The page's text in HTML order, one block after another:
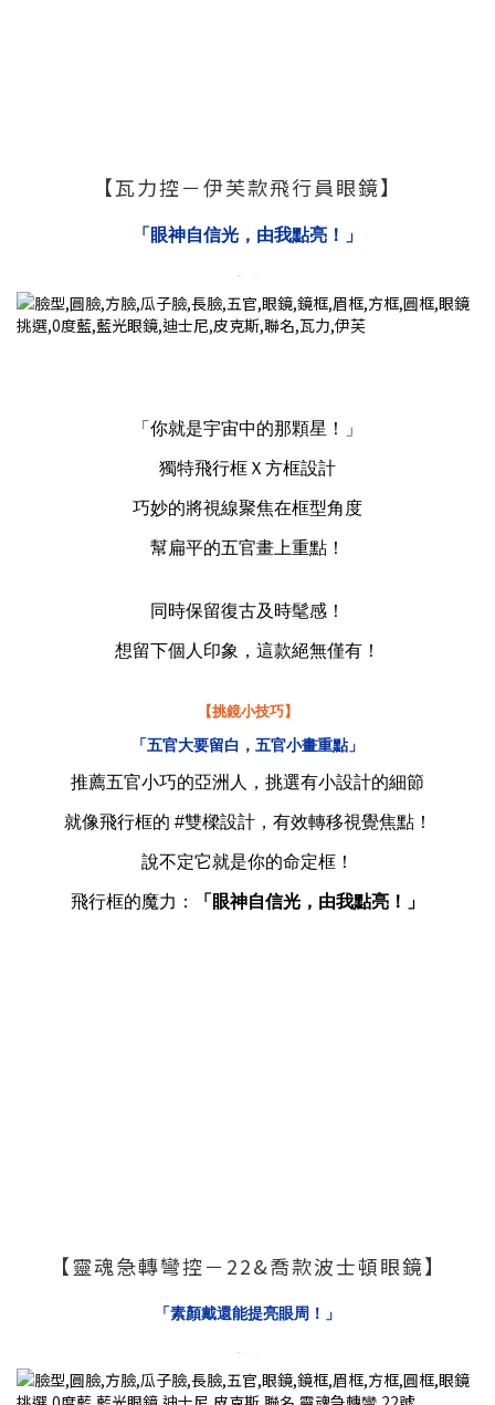
【瓦力控－伊芙款飛行員眼鏡】
「眼神自信光，由我點亮！」
「你就是宇宙中的那顆星！」
獨特飛行框Ｘ方框設計
巧妙的將視線聚焦在框型角度
幫扁平的五官畫上重點！
同時保留復古及時髦感！
想留下個人印象，這款絕無僅有！
【挑鏡小技巧】
「五官大要留白，五官小畫重點」
推薦五官小巧的亞洲人，挑選有小設計的細節
就像飛行框的 #雙樑設計，有效轉移視覺焦點！
說不定它就是你的命定框！
飛行框的魔力： 「眼神自信光，由我點亮！」
【靈魂急轉彎控－22&喬款波士頓眼鏡】
「素顏戴還能提亮眼周！」